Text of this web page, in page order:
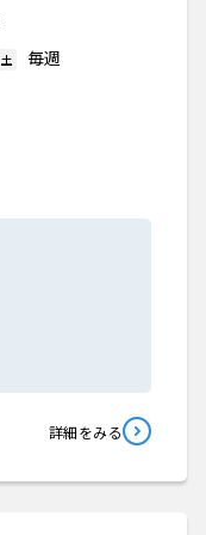
土 毎週
詳細をみる